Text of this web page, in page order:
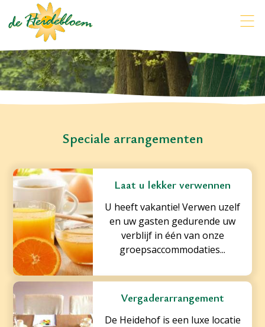
Speciale arrangementen
Laat u lekker verwennen
U heeft vakantie! Verwen uzelf
en uw gasten gedurende uw
verblijf in één van onze
groepsaccommodaties...
Vergaderarrangement
De Heidehof is een luxe locatie